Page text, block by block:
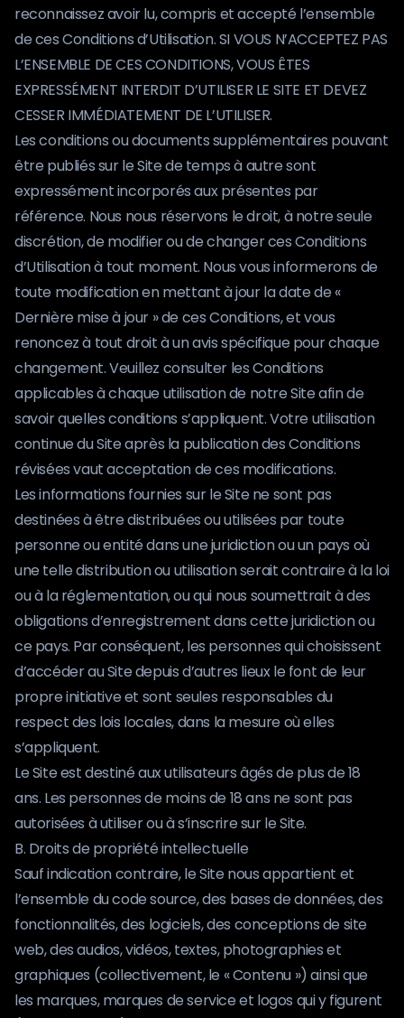
reconnaissez avoir lu, compris et accepté l’ensemble
de ces Conditions d’Utilisation. SI VOUS N’ACCEPTEZ PAS
L’ENSEMBLE DE CES CONDITIONS, VOUS ÊTES
EXPRESSÉMENT INTERDIT D’UTILISER LE SITE ET DEVEZ
CESSER IMMÉDIATEMENT DE L’UTILISER.
Les conditions ou documents supplémentaires pouvant
être publiés sur le Site de temps à autre sont
expressément incorporés aux présentes par
référence. Nous nous réservons le droit, à notre seule
discrétion, de modifier ou de changer ces Conditions
d’Utilisation à tout moment. Nous vous informerons de
toute modification en mettant à jour la date de «
Dernière mise à jour » de ces Conditions, et vous
renoncez à tout droit à un avis spécifique pour chaque
changement. Veuillez consulter les Conditions
applicables à chaque utilisation de notre Site afin de
savoir quelles conditions s’appliquent. Votre utilisation
continue du Site après la publication des Conditions
révisées vaut acceptation de ces modifications.
Les informations fournies sur le Site ne sont pas
destinées à être distribuées ou utilisées par toute
personne ou entité dans une juridiction ou un pays où
une telle distribution ou utilisation serait contraire à la loi
ou à la réglementation, ou qui nous soumettrait à des
obligations d’enregistrement dans cette juridiction ou
ce pays. Par conséquent, les personnes qui choisissent
d’accéder au Site depuis d’autres lieux le font de leur
propre initiative et sont seules responsables du
respect des lois locales, dans la mesure où elles
s’appliquent.
Le Site est destiné aux utilisateurs âgés de plus de 18
ans. Les personnes de moins de 18 ans ne sont pas
autorisées à utiliser ou à s’inscrire sur le Site.
B. Droits de propriété intellectuelle
Sauf indication contraire, le Site nous appartient et
l’ensemble du code source, des bases de données, des
fonctionnalités, des logiciels, des conceptions de site
web, des audios, vidéos, textes, photographies et
graphiques (collectivement, le « Contenu ») ainsi que
les marques, marques de service et logos qui y figurent